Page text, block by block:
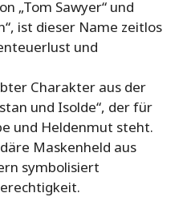
„Tom Sawyer“ und
ist dieser Name zeitlos
und
Charakter aus der
und Isolde“, der für
und Heldenmut steht.
Maskenheld aus
symbolisiert